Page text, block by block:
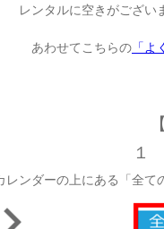
レンタルに空きがござい
あわせてこちらの 「よ
１
ダーの上にある「全ての